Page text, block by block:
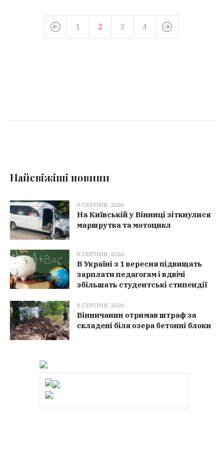
1 2 3 4
Найсвіжіші новини
8 СЕРПНЯ, 2026
На Київській у Вінниці зіткнулися
маршрутка та мотоцикл
8 СЕРПНЯ, 2026
В Україні з 1 вересня підвищать
зарплати педагогам і вдвічі
збільшать студентські стипендії
8 СЕРПНЯ, 2026
Вінничанин отримав штраф за
складені біля озера бетонні блоки